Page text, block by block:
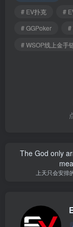
# EV扑克
#
# GGPoker
#
# WSOP线上金手
The God only
上天只会安